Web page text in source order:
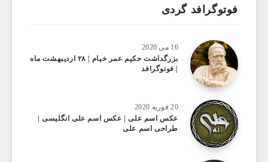
فوتوگرافد گردی
16 می 2020
بزرگداشت حکیم عمر خیام | ۲۸ اردیبهشت ماه
| فوتوگرافد
20 فوریه 2020
عکس اسم علی | عکس اسم علی انگلیسی |
طراحی اسم علی